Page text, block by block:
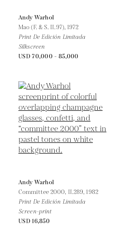
Andy Warhol
Mao (F. & S. II.97),1972
Print De Edición Limitada
Silkscreen
USD 70,000 - 85,000
Andy Warhol
Committee 2000, II.289,1982
Print De Edición Limitada
Screen-print
USD 16,850